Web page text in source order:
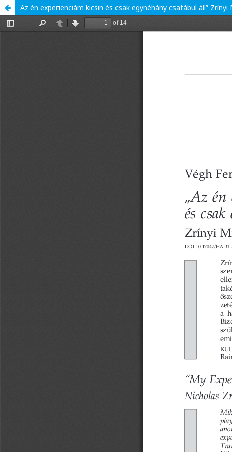
Az én experienciám kicsin és csak egynéhány csatábul áll”